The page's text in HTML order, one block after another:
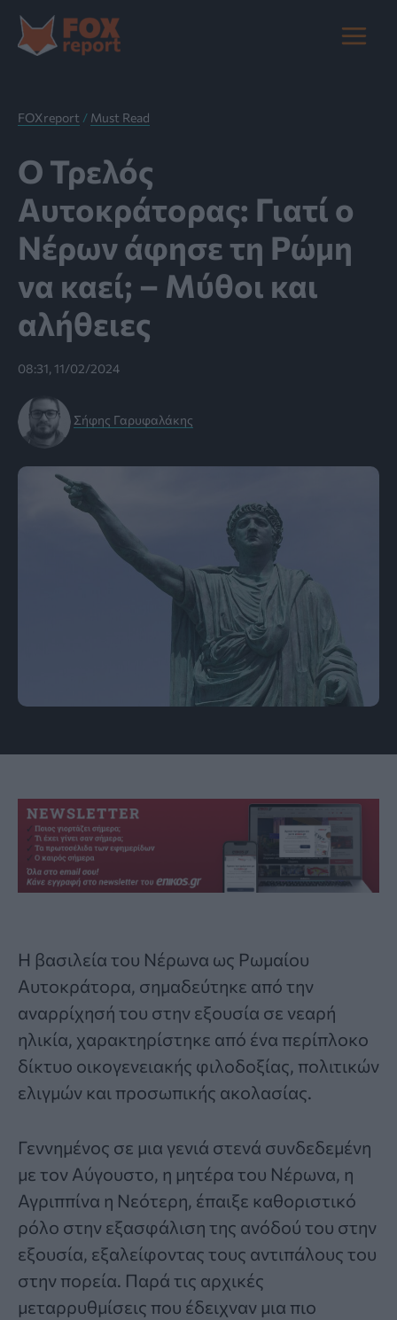
στο
περιεχόμενο
Main
FOXreport / Must Read
Ο Τρελός
Αυτοκράτορας: Γιατί ο
Νέρων άφησε τη Ρώμη
να καεί; – Μύθοι και
αλήθειες
08:31, 11/02/2024
Σήφης Γαρυφαλάκης
Η βασιλεία του Νέρωνα ως Ρωμαίου
Αυτοκράτορα, σημαδεύτηκε από την
αναρρίχησή του στην εξουσία σε νεαρή
ηλικία, χαρακτηρίστηκε από ένα περίπλοκο
δίκτυο οικογενειακής φιλοδοξίας, πολιτικών
ελιγμών και προσωπικής ακολασίας.
Γεννημένος σε μια γενιά στενά συνδεδεμένη
με τον Αύγουστο, η μητέρα του Νέρωνα, η
Αγριππίνα η Νεότερη, έπαιξε καθοριστικό
ρόλο στην εξασφάλιση της ανόδού του στην
εξουσία, εξαλείφοντας τους αντιπάλους του
στην πορεία. Παρά τις αρχικές
μεταρρυθμίσεις που έδειχναν μια πιο